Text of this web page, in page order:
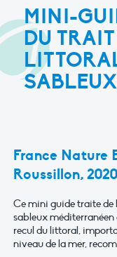
MINI-
DU
SABLEUX
France Nature
Roussillon, 2020
Ce mini guide traite de
sableux méditerranéen
recul du littoral,
niveau de la mer,